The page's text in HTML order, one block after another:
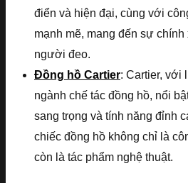
điển và hiện đại, cùng với
mạnh mẽ, mang đến sự
người đeo.
Đồng hồ Cartier: Cartier, với
ngành chế tác đồng hồ, nổi
sang trọng và tính năng đỉnh
chiếc đồng hồ không chỉ là
còn là tác phẩm nghệ thuật.